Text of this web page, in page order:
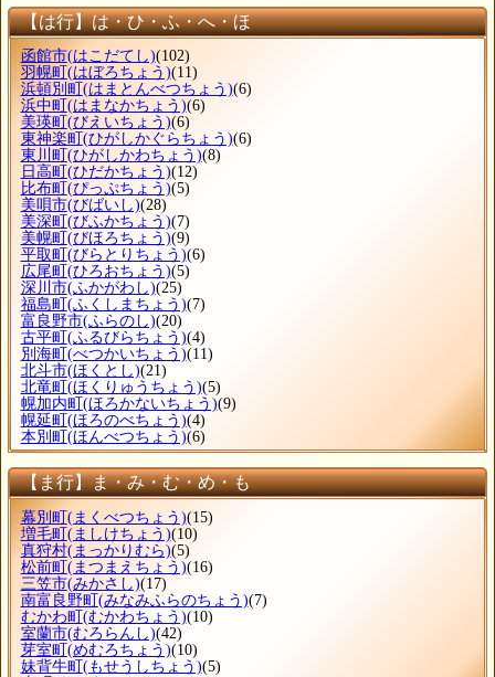
【は行】は・ひ・ふ・へ・ほ
函館市(はこだてし)(102)
羽幌町 (はぼろちょう)(11)
浜頓別町 (はまとんべつちょう)(6)
浜中町 (はまなかちょう)(6)
美瑛町 (びえいちょう)(6)
東神楽町 (ひがしかぐらちょう)(6)
東川町 (ひがしかわちょう)(8)
日高町 (ひだかちょう)(12)
比布町 (ぴっぷちょう)(5)
美唄市(びばいし)(28)
美深町 (びふかちょう)(7)
美幌町 (びほろちょう)(9)
平取町 (びらとりちょう)(6)
広尾町 (ひろおちょう)(5)
深川市(ふかがわし)(25)
福島町 (ふくしまちょう)(7)
富良野市(ふらのし)(20)
古平町 (ふるびらちょう)(4)
別海町 (べつかいちょう)(11)
北斗市(ほくとし)(21)
北竜町 (ほくりゅうちょう)(5)
幌加内町 (ほろかないちょう)(9)
幌延町 (ほろのべちょう)(4)
本別町 (ほんべつちょう)(6)
【ま行】ま・み・む・め・も
幕別町(まくべつちょう)(15)
増毛町(ましけちょう)(10)
真狩村(まっかりむら)(5)
松前町(まつまえちょう)(16)
三笠市(みかさし)(17)
南富良野町(みなみふらのちょう)(7)
むかわ町(むかわちょう)(10)
室蘭市(むろらんし)(42)
芽室町(めむろちょう)(10)
妹背牛町(もせうしちょう)(5)